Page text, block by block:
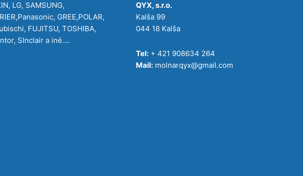
LG, SAMSUNG,
GREE,POLAR,
FUJITSU, TOSHIBA,
SInclair a iné….
QYX, s.r.o.
Kalša 99
044 18 Kalša
Tel: + 421 908634 264
Mail: molnarqyx@gmail.com